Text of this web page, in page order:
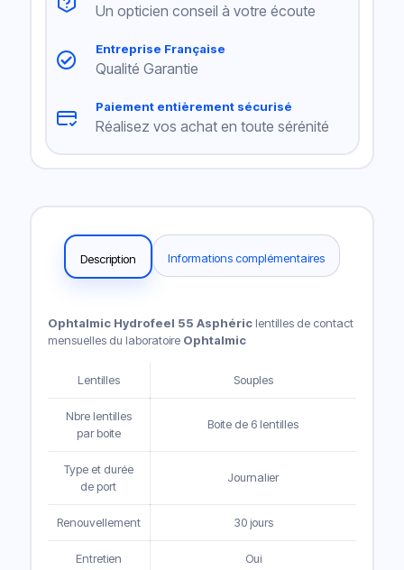
Un opticien conseil à votre écoute
Entreprise Française
Qualité Garantie
Paiement entièrement sécurisé
Réalisez vos achat en toute sérénité
Description Informations complémentaires
Ophtalmic Hydrofeel 55 Asphériclentilles de contact
mensuelles du laboratoire Ophtalmic
Lentilles Souples
Nbre lentilles
par boite
Boite de 6 lentilles
Type et durée
de port
Journalier
Renouvellement 30 jours
Entretien Oui